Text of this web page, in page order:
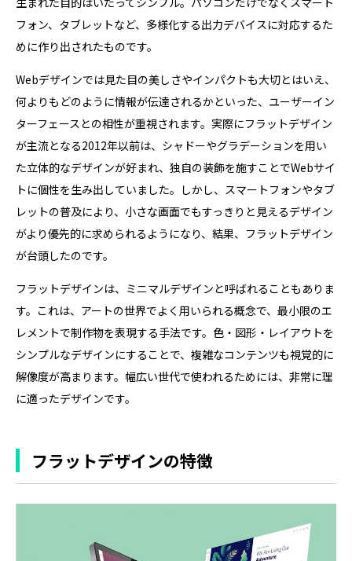
フォン、タブレットなど、多様化する出力デバイスに対応するた
めに作り出されたものです。
Webデザインでは見た目の美しさやインパクトも大切とはいえ、
何よりもどのように情報が伝達されるかといった、ユーザーイン
ターフェースとの相性が重視されます。実際にフラットデザイン
が主流となる2012年以前は、シャドーやグラデーションを用い
た立体的なデザインが好まれ、独自の装飾を施すことでWebサイ
トに個性を生み出していました。しかし、スマートフォンやタブ
レットの普及により、小さな画面でもすっきりと見えるデザイン
がより優先的に求められるようになり、結果、フラットデザイン
が台頭したのです。
フラットデザインは、ミニマルデザインと呼ばれることもありま
す。これは、アートの世界でよく用いられる概念で、最小限のエ
レメントで制作物を表現する手法です。色・図形・レイアウトを
シンプルなデザインにすることで、複雑なコンテンツも視覚的に
解像度が高まります。幅広い世代で使われるためには、非常に理
に適ったデザインです。
フラットデザインの特徴